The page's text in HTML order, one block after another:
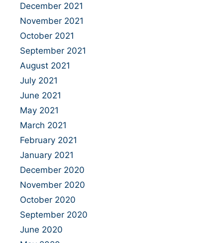
December 2021
November 2021
October 2021
September 2021
August 2021
July 2021
June 2021
May 2021
March 2021
February 2021
January 2021
December 2020
November 2020
October 2020
September 2020
June 2020